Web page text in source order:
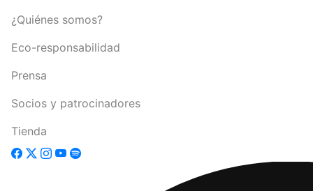
¿Quiénes somos?
Eco-responsabilidad
Prensa
Socios y patrocinadores
Tienda